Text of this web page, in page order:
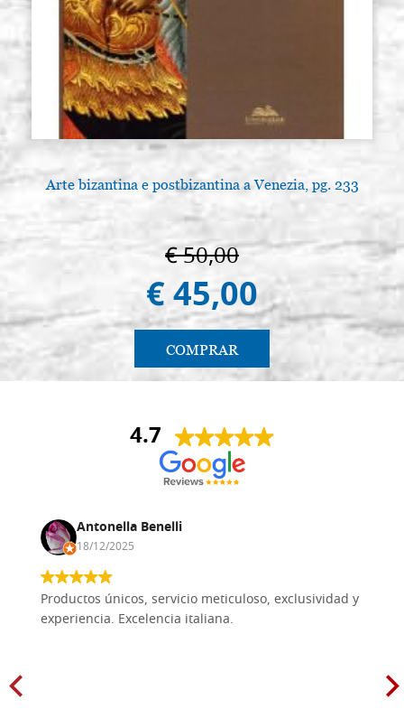
Arte bizantina e postbizantina a Venezia, pg. 233
€ 50,00
€ 45,00
COMPRAR
4.7
Antonella Benelli
18/12/2025
Productos únicos, servicio meticuloso, exclusividad y
experiencia. Excelencia italiana.